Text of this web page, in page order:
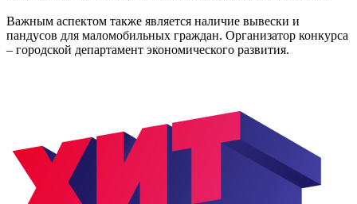
Важным аспектом также является наличие вывески и
пандусов для маломобильных граждан. Организатор конкурса
– городской департамент экономического развития.